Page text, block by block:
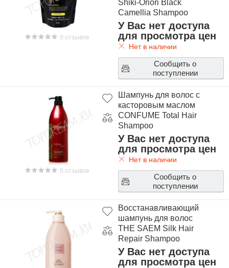
0 отзывов
Shiki-Oriori Black
Camellia Shampoo
400ml
У Вас нет доступа
для просмотра цен
Нет в наличии
Сообщить о
поступлении
0 отзывов
Шампунь для волос c
касторовым маслом
CONFUME Total Hair
Shampoo
У Вас нет доступа
для просмотра цен
Нет в наличии
Сообщить о
поступлении
Восстанавливающий
шампунь для волос
THE SAEM Silk Hair
Repair Shampoo
У Вас нет доступа
для просмотра цен